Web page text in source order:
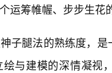
运筹帷幄、步步生花
子腿法的熟练度，
与建模的深情凝视